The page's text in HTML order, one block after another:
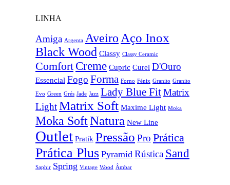
LINHA
Amiga Argenta Aveiro Aço Inox
Black Wood Classy Classy Ceramic
Comfort Creme Cupric Curel D'Ouro
Essencial Fogo Forma Forno Fénix Granito Granito
Evo Green Grés Jade Jazz Lady Blue FitMatrix
LightMatrix Soft Maxime Light Moka
Moka SoftNatura New Line
Outlet Pratik Pressão Pro Prática
Prática Plus Pyramid Rústica Sand
Saphir Spring Vintage Wood Âmbar